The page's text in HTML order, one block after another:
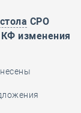
СРО
изменения